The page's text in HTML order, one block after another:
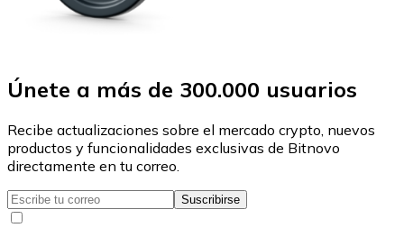
Únete a más de 300.000 usuarios
Recibe actualizaciones sobre el mercado crypto, nuevos
productos y funcionalidades exclusivas de Bitnovo
directamente en tu correo.
Suscribirse